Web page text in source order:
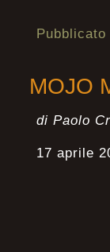
Pubblicato
MOJO
di Paolo
17 aprile